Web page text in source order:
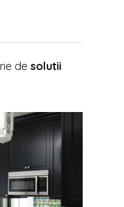
de solutii